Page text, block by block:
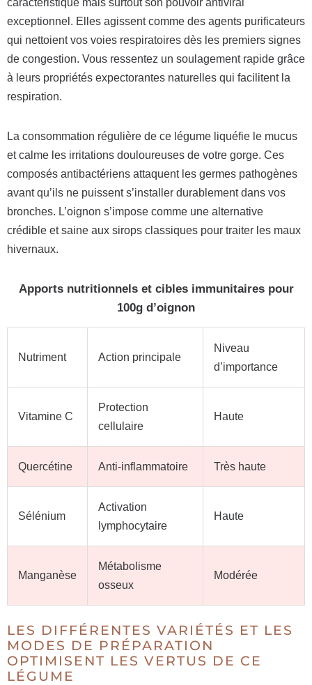
caractéristique mais surtout son pouvoir antiviral
exceptionnel. Elles agissent comme des agents purificateurs
qui nettoient vos voies respiratoires dès les premiers signes
de congestion. Vous ressentez un soulagement rapide grâce
à leurs propriétés expectorantes naturelles qui facilitent la
respiration.
La consommation régulière de ce légume liquéfie le mucus
et calme les irritations douloureuses de votre gorge. Ces
composés antibactériens attaquent les germes pathogènes
avant qu’ils ne puissent s’installer durablement dans vos
bronches. L’oignon s’impose comme une alternative
crédible et saine aux sirops classiques pour traiter les maux
hivernaux.
Apports nutritionnels et cibles immunitaires pour
100g d’oignon
Nutriment Action principale
Niveau
d’importance
Vitamine C
Protection
cellulaire
Haute
Quercétine Anti-inflammatoire Très haute
Sélénium
Activation
lymphocytaire
Haute
Manganèse
Métabolisme
osseux
Modérée
LES DIFFÉRENTES VARIÉTÉS ET LES
MODES DE PRÉPARATION
OPTIMISENT LES VERTUS DE CE
LÉGUME